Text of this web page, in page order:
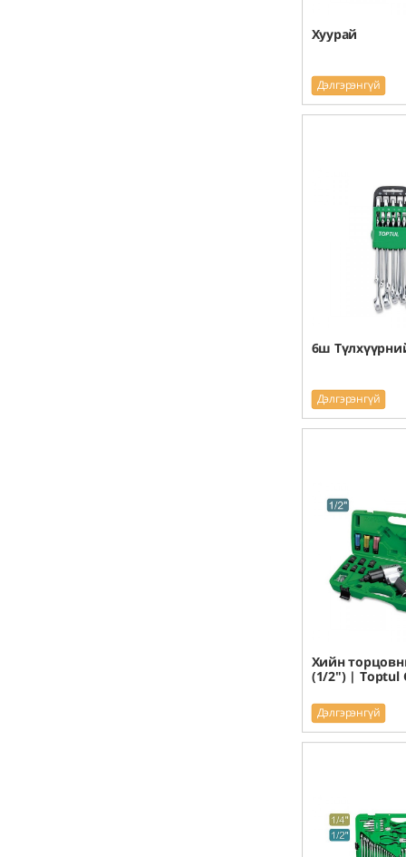
Хуурай
Дэлгэрэнгүй
6ш
Дэлгэрэнгүй
Хийн
(1/2") | Toptul
Дэлгэрэнгүй